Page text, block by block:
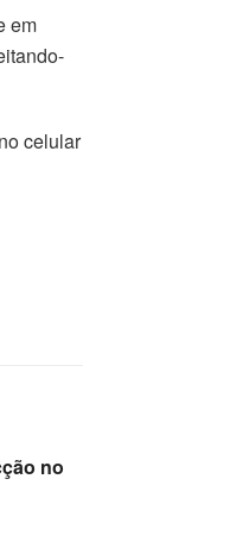
em
celular
no